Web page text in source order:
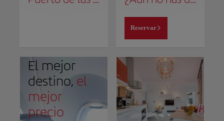
Reservar
El mejor
destino, el
mejor
precio